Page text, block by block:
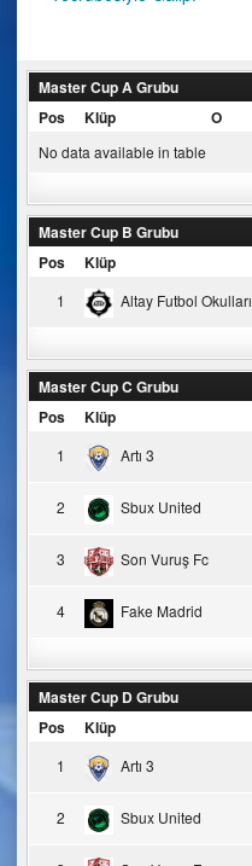
Master Cup A Grubu
Pos
Klüp O
No data available in table
Master Cup B Grubu
Pos
Klüp
1 Altay Futbol Okulları
Master Cup C Grubu
Pos
Klüp
1 Artı 3
2 Sbux United
3 Son Vuruş Fc
4 Fake Madrid
Master Cup D Grubu
Pos
Klüp
1 Artı 3
2 Sbux United